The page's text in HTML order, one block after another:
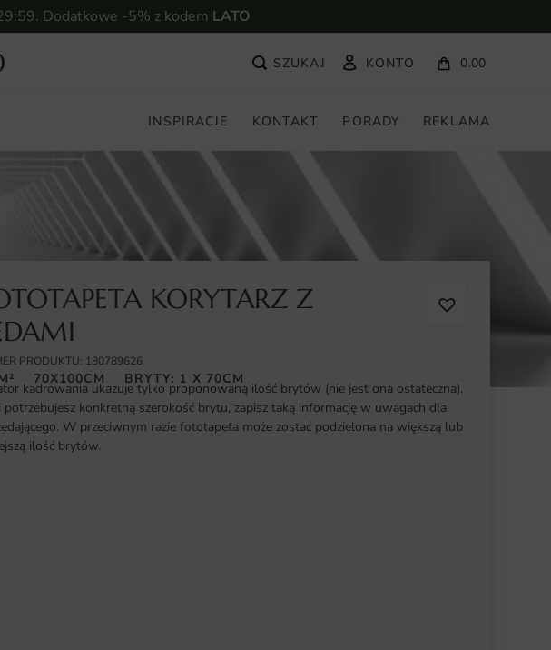
. Dodatkowe -5% z kodem LATO
KONTO 0.00
INSPIRACJE KONTAKT PORADY REKLAMA
KORYTARZ Z
PRODUKTU: 180789626
70X100CM BRYTY: 1 X 70CM
kadrowania ukazuje tylko proponowaną ilość brytów (nie jest ona ostateczna).
potrzebujesz konkretną szerokość brytu, zapisz taką informację w uwagach dla
W przeciwnym razie fototapeta może zostać podzielona na większą lub
ilość brytów.